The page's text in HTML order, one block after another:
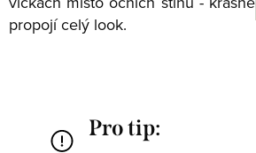
propojí celý look.
Pro tip: